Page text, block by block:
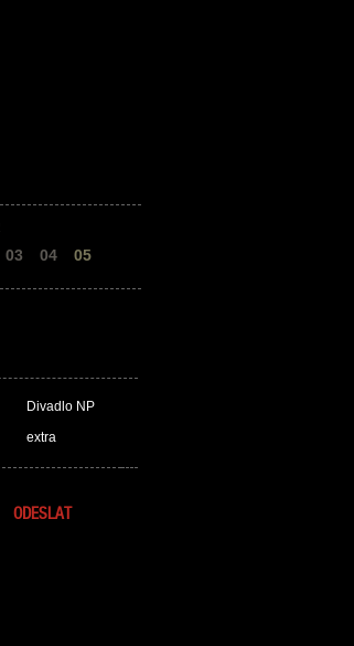
03 04 05
Divadlo NP
extra